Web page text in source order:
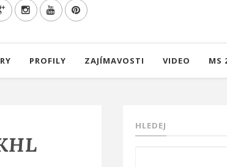
PROFILY ZAJÍMAVOSTI VIDEO MS
HLEDEJ